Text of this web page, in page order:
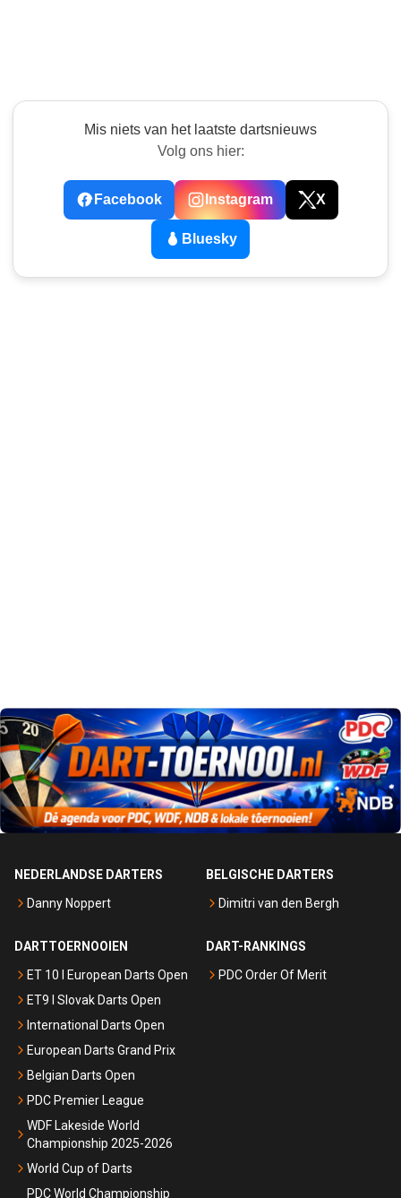
Mis niets van het laatste dartsnieuws
Volg ons hier:
Facebook Instagram X
Bluesky
NEDERLANDSE DARTERS
Danny Noppert
BELGISCHE DARTERS
Dimitri van den Bergh
DARTTOERNOOIEN
ET 10 I European Darts Open
ET9 I Slovak Darts Open
International Darts Open
European Darts Grand Prix
Belgian Darts Open
PDC Premier League
WDF Lakeside World
Championship 2025-2026
World Cup of Darts
PDC World Championship
DART-RANKINGS
PDC Order Of Merit